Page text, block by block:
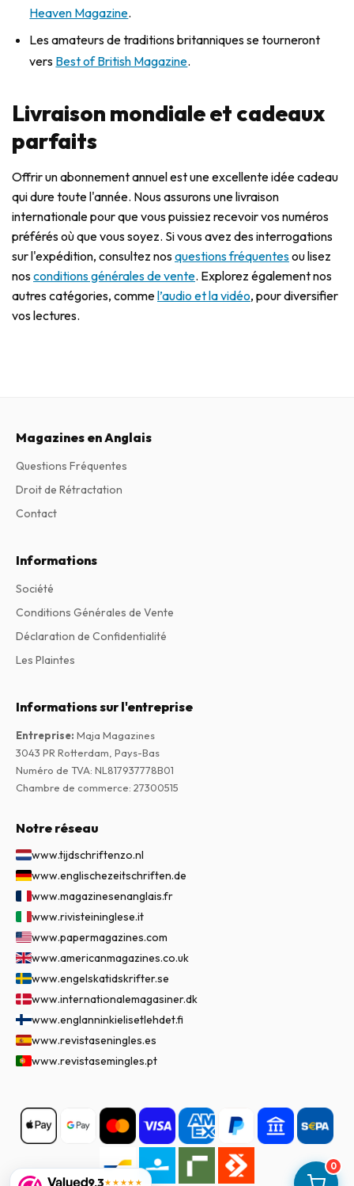
0
Heaven Magazine.
Les amateurs de traditions britanniques se tourneront
vers Best of British Magazine.
Livraison mondiale et cadeaux
parfaits
Offrir un abonnement annuel est une excellente idée cadeau
qui dure toute l'année. Nous assurons une livraison
internationale pour que vous puissiez recevoir vos numéros
préférés où que vous soyez. Si vous avez des interrogations
sur l'expédition, consultez nosquestions fréquentesou lisez
nosconditions générales de vente. Explorez également nos
autres catégories, commel’audio et la vidéo, pour diversifier
vos lectures.
9,3★★★★★
Magazines en Anglais
Questions Fréquentes
Droit de Rétractation
Contact
Informations
Société
Conditions Générales de Vente
Déclaration de Confidentialité
Les Plaintes
Informations sur l'entreprise
Entreprise: Maja Magazines
3043 PR Rotterdam, Pays-Bas
Numéro de TVA: NL817937778B01
Chambre de commerce: 27300515
Notre réseau
www.tijdschriftenzo.nl
www.englischezeitschriften.de
www.magazinesenanglais.fr
www.rivisteininglese.it
www.papermagazines.com
www.americanmagazines.co.uk
www.engelskatidskrifter.se
www.internationalemagasiner.dk
www.englanninkielisetlehdet.fi
www.revistaseningles.es
www.revistasemingles.pt